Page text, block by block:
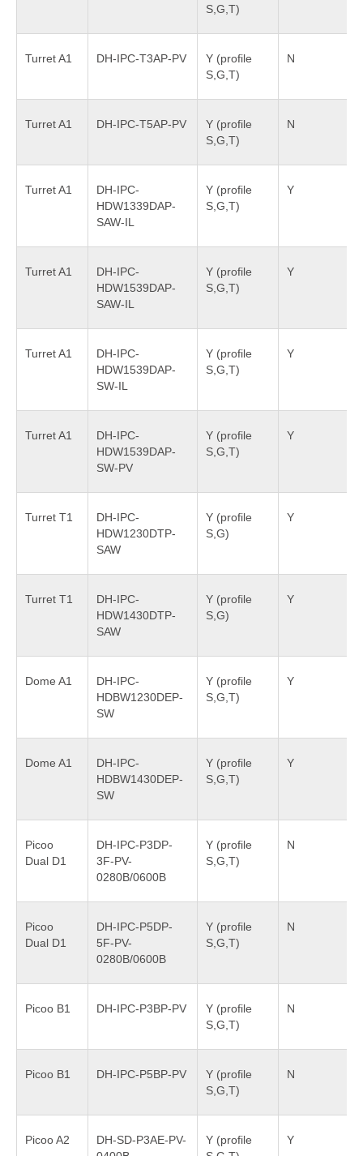
S,G,T)
Turret A1 DH-IPC-T3AP-PV
Y (profile
S,G,T)
N
Turret A1 DH-IPC-T5AP-PV
Y (profile
S,G,T)
N
Turret A1
DH-IPC-
HDW1339DAP-
SAW-IL
Y (profile
S,G,T)
Y
Turret A1
DH-IPC-
HDW1539DAP-
SAW-IL
Y (profile
S,G,T)
Y
Turret A1
DH-IPC-
HDW1539DAP-
SW-IL
Y (profile
S,G,T)
Y
Turret A1
DH-IPC-
HDW1539DAP-
SW-PV
Y (profile
S,G,T)
Y
Turret T1
DH-IPC-
HDW1230DTP-
SAW
Y (profile
S,G)
Y
Turret T1
DH-IPC-
HDW1430DTP-
SAW
Y (profile
S,G)
Y
Dome A1
DH-IPC-
HDBW1230DEP-
SW
Y (profile
S,G,T)
Y
Dome A1
DH-IPC-
HDBW1430DEP-
SW
Y (profile
S,G,T)
Y
Picoo
Dual D1
DH-IPC-P3DP-
3F-PV-
0280B/0600B
Y (profile
S,G,T)
N
Picoo
Dual D1
DH-IPC-P5DP-
5F-PV-
0280B/0600B
Y (profile
S,G,T)
N
Picoo B1 DH-IPC-P3BP-PV
Y (profile
S,G,T)
N
Picoo B1 DH-IPC-P5BP-PV
Y (profile
S,G,T)
N
Picoo A2
DH-SD-P3AE-PV-
Y (profile
Y